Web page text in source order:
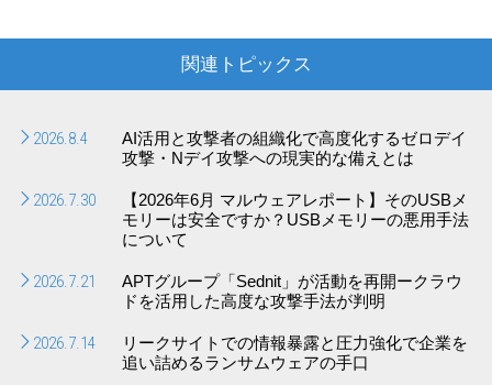
関連トピックス
2026.8.4
AI活用と攻撃者の組織化で高度化するゼロデイ
攻撃・Nデイ攻撃への現実的な備えとは
2026.7.30
【2026年6月 マルウェアレポート】そのUSBメ
モリーは安全ですか？USBメモリーの悪用手法
について
2026.7.21
APTグループ「Sednit」が活動を再開ークラウ
ドを活用した高度な攻撃手法が判明
2026.7.14
リークサイトでの情報暴露と圧力強化で企業を
追い詰めるランサムウェアの手口